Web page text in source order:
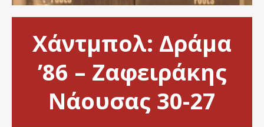
Χάντμπολ: Δράμα
’86 – Ζαφειράκης
Νάουσας 30-27